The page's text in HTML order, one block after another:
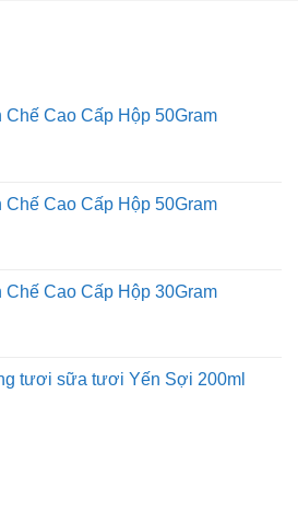
sinensis) là một loại nấm
Chế Cao Cấp Hộp 50Gram
Chế Cao Cấp Hộp 50Gram
Chế Cao Cấp Hộp 30Gram
tươi sữa tươi Yến Sợi 200ml